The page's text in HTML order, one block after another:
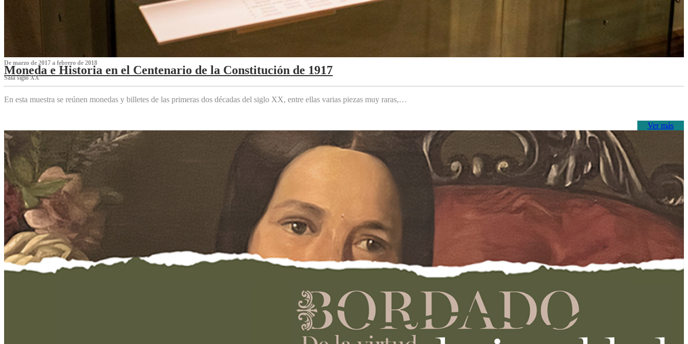
De marzo de 2017 a febrero de 2018
Moneda e Historia en el Centenario de la Constitución de 1917
Sala siglo XX
En esta muestra se reúnen monedas y billetes de las primeras dos décadas del siglo XX, entre ellas varias piezas muy raras,…
Ver más